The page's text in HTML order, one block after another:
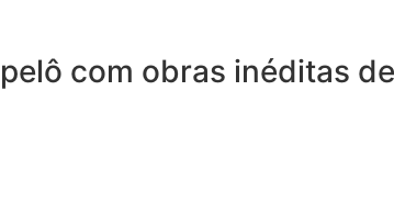
com obras inéditas